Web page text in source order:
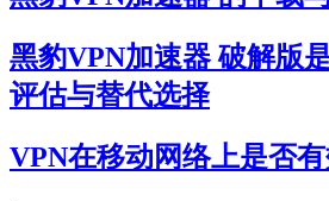
黑豹VPN加速器 破解版
评估与替代选择
VPN在移动网络上是否有